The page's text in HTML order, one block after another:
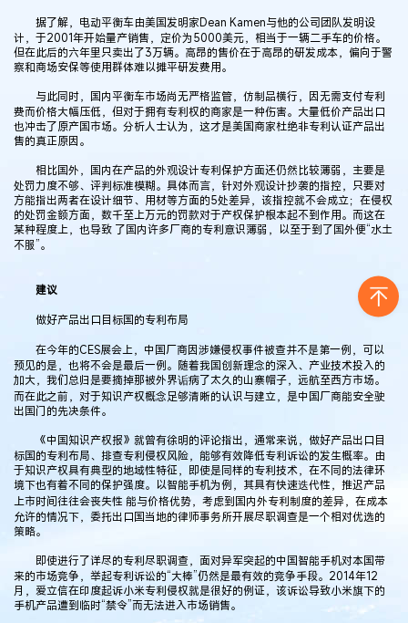
据了解，电动平衡车由美国发明家Dean Kamen与他的公司团队发明设
计，于2001年开始量产销售，定价为5000美元，相当于一辆二手车的价格。
但在此后的六年里只卖出了3万辆。高昂的售价在于高昂的研发成本，偏向于警
察和商场安保等使用群体难以摊平研发费用。
与此同时，国内平衡车市场尚无严格监管，仿制品横行，因无需支付专利
费而价格大幅压低，但对于拥有专利权的商家是一种伤害。大量低价产品出口
也冲击了原产国市场。分析人士认为，这才是美国商家杜绝非专利认证产品出
售的真正原因。
相比国外，国内在产品的外观设计专利保护方面还仍然比较薄弱，主要是
处罚力度不够、评判标准模糊。具体而言，针对外观设计抄袭的指控，只要对
方能指出两者在设计细节、用材等方面的5处差异，该指控就不会成立；在侵权
的处罚金额方面，数千至上万元的罚款对于产权保护根本起不到作用。而这在
某种程度上，也导致 了国内许多厂商的专利意识薄弱，以至于到了国外便“水土
不服”。
建议
做好产品出口目标国的专利布局
在今年的CES展会上，中国厂商因涉嫌侵权事件被查并不是第一例，可以
预见的是，也将不会是最后一例。随着我国创新理念的深入、产业技术投入的
加大，我们总归是要摘掉那被外界诟病了太久的山寨帽子，远航至西方市场。
而在此之前，对于知识产权概念足够清晰的认识与建立，是中国厂商能安全驶
出国门的先决条件。
《中国知识产权报》就曾有徐明的评论指出，通常来说，做好产品出口目
标国的专利布局、排查专利侵权风险，能够有效降低专利诉讼的发生概率。由
于知识产权具有典型的地域性特征，即使是同样的专利技术，在不同的法律环
境下也有着不同的保护强度。以智能手机为例，其具有快速迭代性，推迟产品
上市时间往往会丧失性 能与价格优势，考虑到国内外专利制度的差异，在成本
允许的情况下，委托出口国当地的律师事务所开展尽职调查是一个相对优选的
策略。
即使进行了详尽的专利尽职调查，面对异军突起的中国智能手机对本国带
来的市场竞争，举起专利诉讼的“大棒”仍然是最有效的竞争手段。2014年12
月，爱立信在印度起诉小米专利侵权就是很好的例证，该诉讼导致小米旗下的
手机产品遭到临时“禁令”而无法进入市场销售。